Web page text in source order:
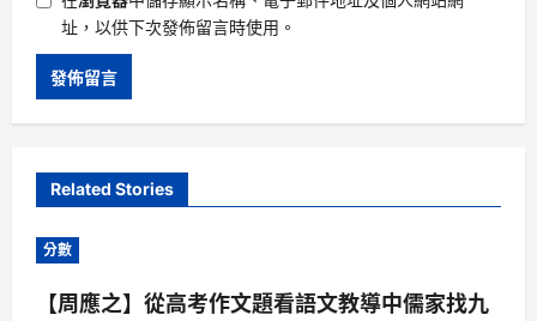
址，以供下次發佈留言時使用。
Related Stories
分數
【周應之】從高考作文題看語文教導中儒家找九